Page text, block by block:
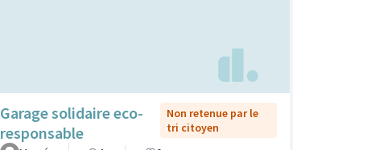
Garage solidaire eco-
responsable
Non retenue par le
tri citoyen